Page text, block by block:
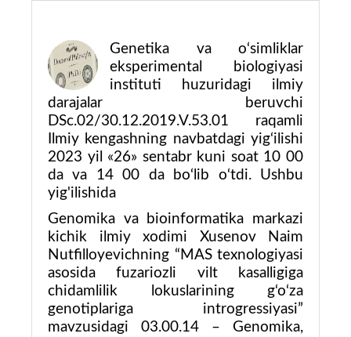
Genetika va o‘simliklar
eksperimental biologiyasi
instituti huzuridagi ilmiy
darajalar beruvchi
DSc.02/30.12.2019.V.53.01 raqamli
Ilmiy kengashning navbatdagi yig‘ilishi
2023 yil «26» sentabr kuni soat 10 00
da va 14 00 da bo‘lib o‘tdi. Ushbu
yig'ilishida
Genomika va bioinformatika markazi
kichik ilmiy xodimi Xusenov Naim
Nutfilloyevichning “MAS texnologiyasi
asosida fuzariozli vilt kasalligiga
chidamlilik lokuslarining g‘o‘za
genotiplariga introgressiyasi”
mavzusidagi 03.00.14 – Genomika,